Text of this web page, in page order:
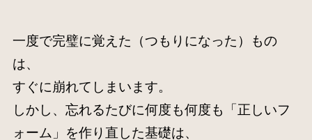
一度で完璧に覚えた（つもりになった）もの
は、
すぐに崩れてしまいます。
しかし、忘れるたびに何度も何度も「正しいフ
ォーム」を作り直した基礎は、